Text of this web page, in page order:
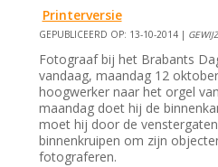
Printerversie
GEPUBLICEERD OP: 13-10-2014 |
Fotograaf bij het Brabants
vandaag, maandag 12
hoogwerker naar het orgel
maandag doet hij de
moet hij door de
binnenkruipen om zijn
fotograferen.